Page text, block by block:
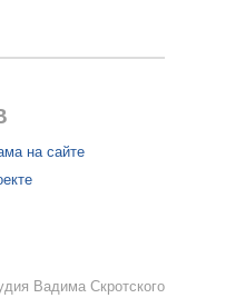
на сайте
Вадима Скротского